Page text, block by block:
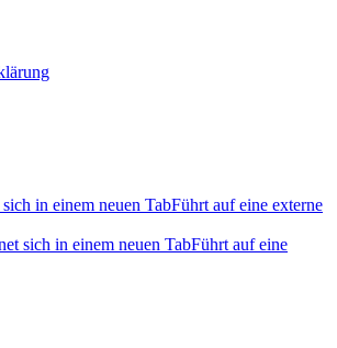
in einem neuen TabFührt auf eine externe
sich in einem neuen TabFührt auf eine